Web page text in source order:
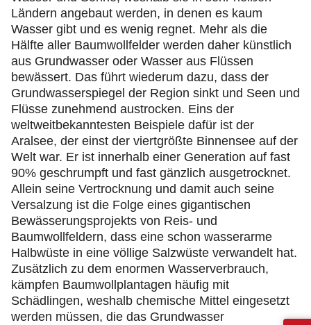
Ländern angebaut werden, in denen es kaum
Wasser gibt und es wenig regnet. Mehr als die
Hälfte aller Baumwollfelder werden daher künstlich
aus Grundwasser oder Wasser aus Flüssen
bewässert. Das führt wiederum dazu, dass der
Grundwasserspiegel der Region sinkt und Seen und
Flüsse zunehmend austrocken. Eins der
weltweitbekanntesten Beispiele dafür ist der
Aralsee, der einst der viertgrößte Binnensee auf der
Welt war. Er ist innerhalb einer Generation auf fast
90% geschrumpft und fast gänzlich ausgetrocknet.
Allein seine Vertrocknung und damit auch seine
Versalzung ist die Folge eines gigantischen
Bewässerungsprojekts von Reis- und
Baumwollfeldern, dass eine schon wasserarme
Halbwüste in eine völlige Salzwüste verwandelt hat.
Zusätzlich zu dem enormen Wasserverbrauch,
kämpfen Baumwollplantagen häufig mit
Schädlingen, weshalb chemische Mittel eingesetzt
werden müssen, die das Grundwasser